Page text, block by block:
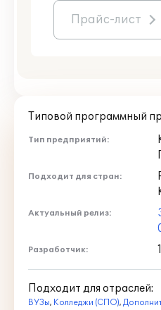
Прайс-лист
Типовой программный
Тип предприятий:
Подходит для стран:
Актуальный релиз:
Разработчик:
Подходит для отраслей:
ВУЗы, Колледжи (СПО),